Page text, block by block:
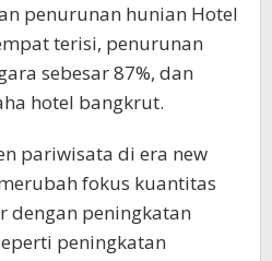
penurunan hunian Hotel
terisi, penurunan
sebesar 87%, dan
hotel bangkrut.
pariwisata di era new
fokus kuantitas
dengan peningkatan
peningkatan